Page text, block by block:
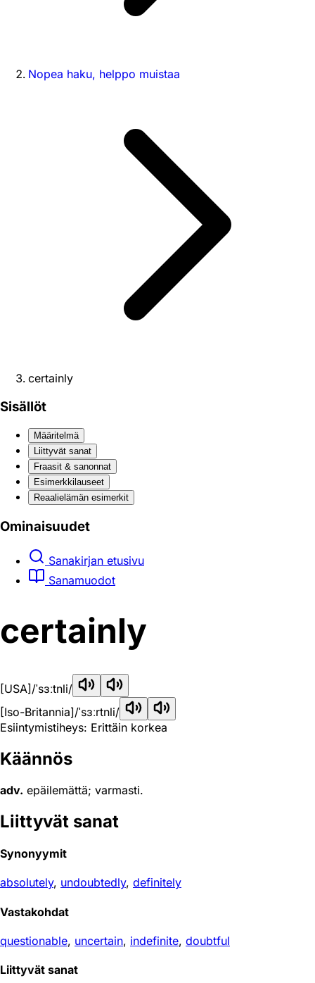
Nopea haku, helppo muistaa
certainly
Sisällöt
Määritelmä
Liittyvät sanat
Fraasit & sanonnat
Esimerkkilauseet
Reaali­elämän esimerkit
Ominaisuudet
Sanakirjan etusivu
Sanamuodot
certainly
[USA] /ˈsɜːtnli/
[Iso-Britannia]/ˈsɜːrtnli/
Esiintymistiheys: Erittäin korkea
Käännös
adv. epäilemättä; varmasti.
Liittyvät sanat
Synonyymit
absolutely, undoubtedly, definitely
Vastakohdat
questionable, uncertain, indefinite, doubtful
Liittyvät sanat